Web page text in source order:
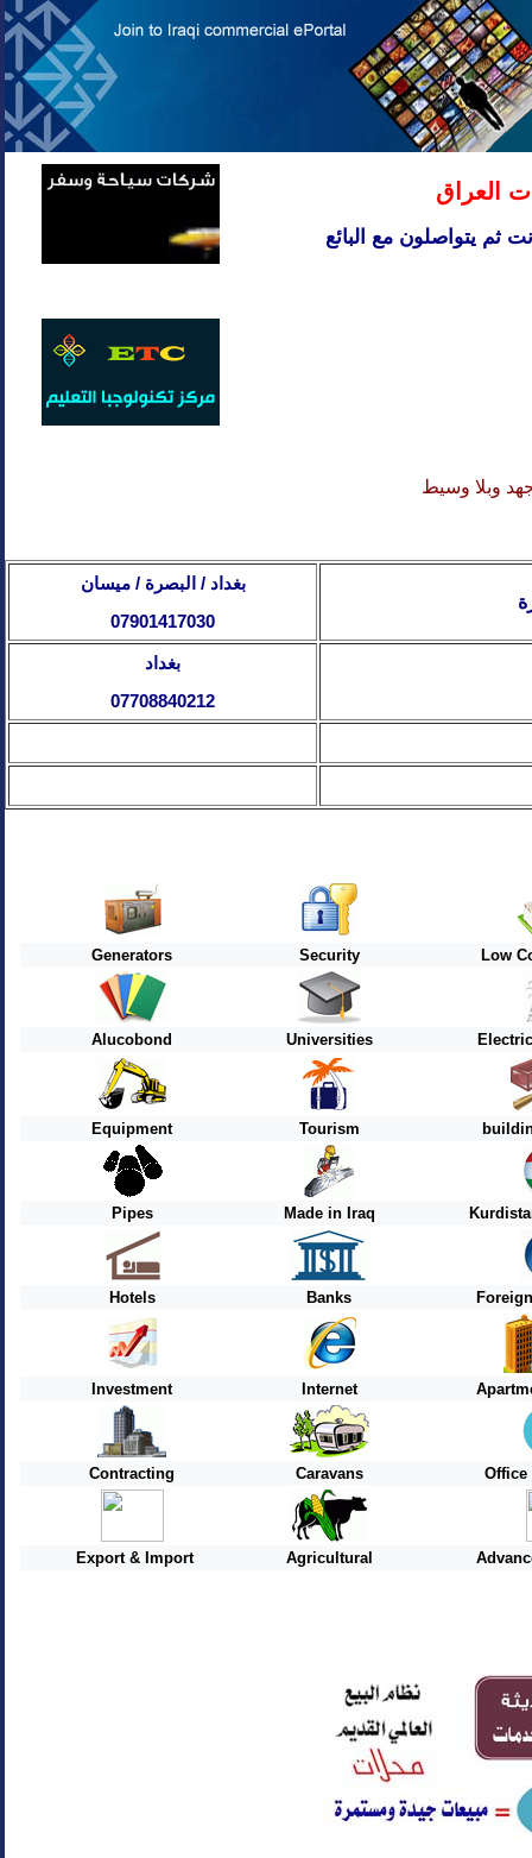
العراق
ثم يتواصلون مع البائع
وبلا وسيط
بغداد / البصرة / ميسان
07901417030
بغداد
07708840212
Generators Security Low
Alucobond Universities
Equipment Tourism
Pipes Made in Iraq
Hotels Banks Foreign
Investment Internet
Contracting Caravans Office
Export & Import Agricultural